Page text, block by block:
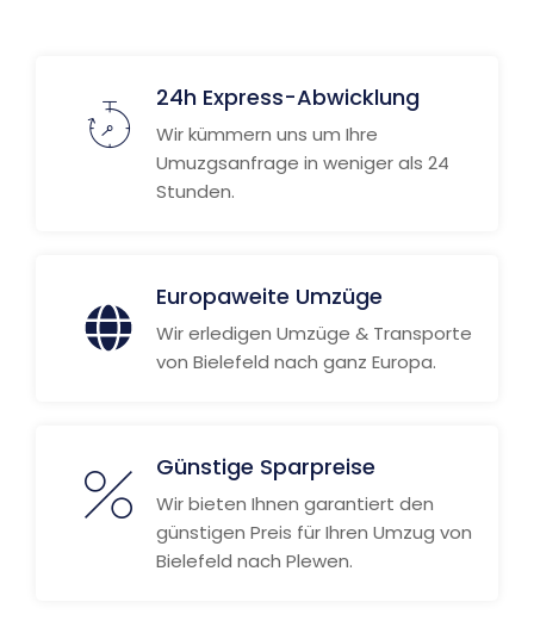
24h Express-Abwicklung
Wir kümmern uns um Ihre
Umuzgsanfrage in weniger als 24
Stunden.
Europaweite Umzüge
Wir erledigen Umzüge & Transporte
von Bielefeld nach ganz Europa.
Günstige Sparpreise
Wir bieten Ihnen garantiert den
günstigen Preis für Ihren Umzug von
Bielefeld nach Plewen.